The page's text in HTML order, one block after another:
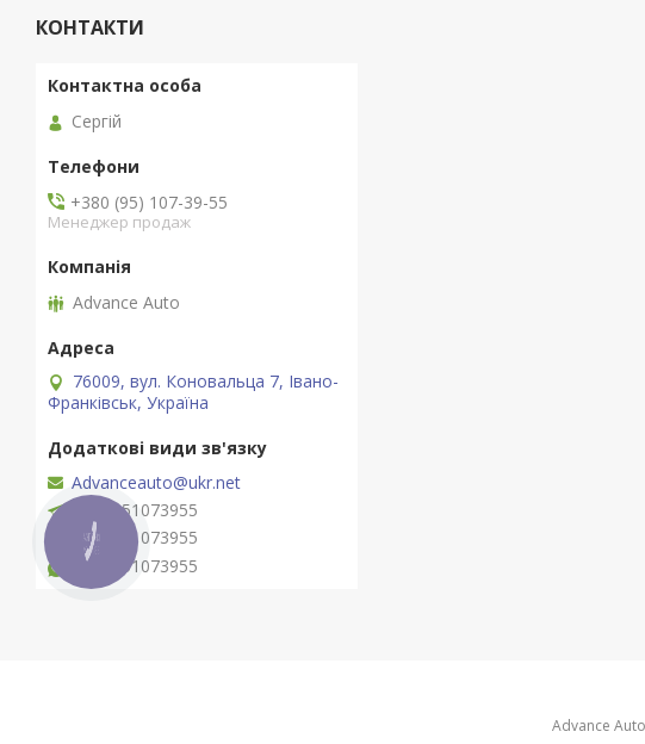
КОНТАКТИ
Сергій
+380 (95) 107-39-55
Менеджер продаж
Advance Auto
76009, вул. Коновальца 7, Івано-
Франківськ, Україна
Advanceauto@ukr.net
+380951073955
+380951073955
+380951073955
КНОПКА
ЗВ'ЯЗКУ